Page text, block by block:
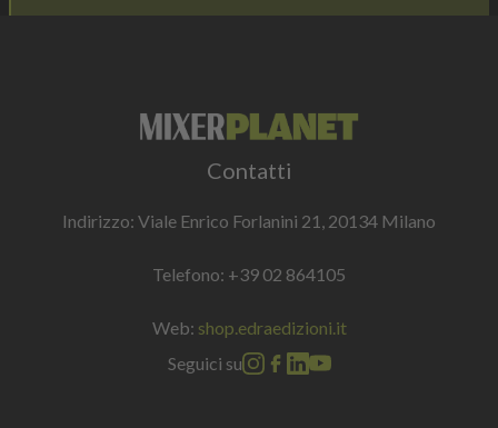
Contatti
Indirizzo: Viale Enrico Forlanini 21, 20134 Milano
Telefono: +39 02 864105
Web: shop.edraedizioni.it
Seguici su